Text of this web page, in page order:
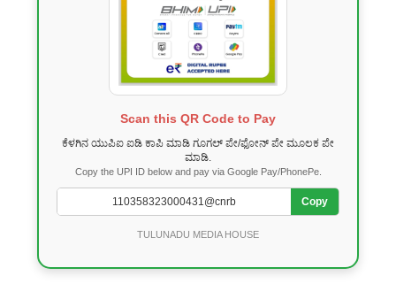
Scan this QR Code to Pay
ಕೆಳಗಿನ ಯುಪಿಐ ಐಡಿ ಕಾಪಿ ಮಾಡಿ ಗೂಗಲ್ ಪೇ/ಫೋನ್ ಪೇ ಮೂಲಕ ಪೇ
ಮಾಡಿ.
Copy the UPI ID below and pay via Google Pay/PhonePe.
Copy
TULUNADU MEDIA HOUSE